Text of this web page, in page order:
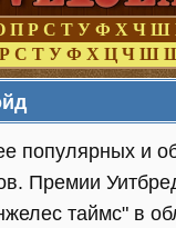
П Р С Т У Ф Х Ч Ш
Р С Т У Ф Х Ц Ч Ш
популярных и
Премии
таймс" в